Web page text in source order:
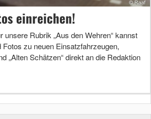
einreichen!
unsere Rubrik „Aus den Wehren“ kannst
Fotos zu neuen Einsatzfahrzeugen,
„Alten Schätzen“ direkt an die Redaktion